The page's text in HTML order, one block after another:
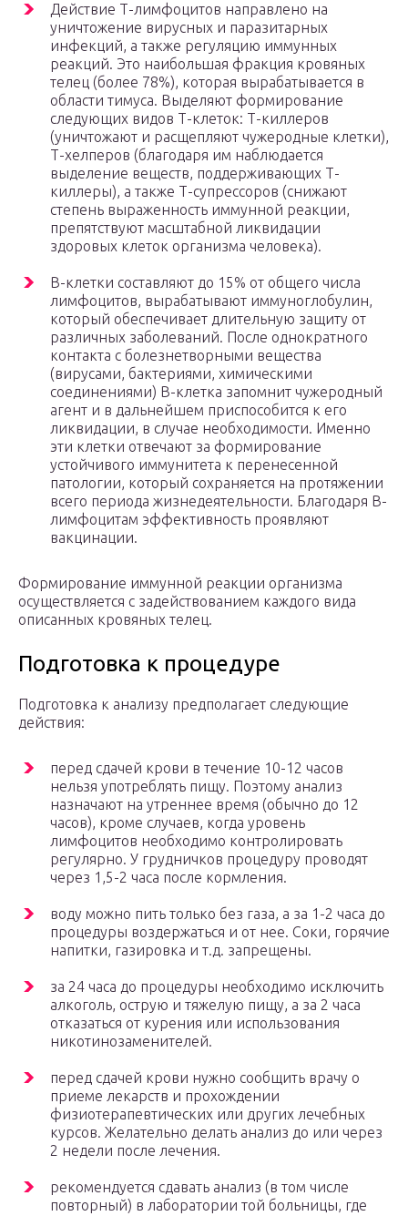
Действие Т-лимфоцитов направлено на
уничтожение вирусных и паразитарных
инфекций, а также регуляцию иммунных
реакций. Это наибольшая фракция кровяных
телец (более 78%), которая вырабатывается в
области тимуса. Выделяют формирование
следующих видов Т-клеток: Т-киллеров
(уничтожают и расщепляют чужеродные клетки),
Т-хелперов (благодаря им наблюдается
выделение веществ, поддерживающих Т-
киллеры), а также Т-супрессоров (снижают
степень выраженность иммунной реакции,
препятствуют масштабной ликвидации
здоровых клеток организма человека).
В-клетки составляют до 15% от общего числа
лимфоцитов, вырабатывают иммуноглобулин,
который обеспечивает длительную защиту от
различных заболеваний. После однократного
контакта с болезнетворными вещества
(вирусами, бактериями, химическими
соединениями) В-клетка запомнит чужеродный
агент и в дальнейшем приспособится к его
ликвидации, в случае необходимости. Именно
эти клетки отвечают за формирование
устойчивого иммунитета к перенесенной
патологии, который сохраняется на протяжении
всего периода жизнедеятельности. Благодаря В-
лимфоцитам эффективность проявляют
вакцинации.
Формирование иммунной реакции организма
осуществляется с задействованием каждого вида
описанных кровяных телец.
Подготовка к процедуре
Подготовка к анализу предполагает следующие
действия:
перед сдачей крови в течение 10-12 часов
нельзя употреблять пищу. Поэтому анализ
назначают на утреннее время (обычно до 12
часов), кроме случаев, когда уровень
лимфоцитов необходимо контролировать
регулярно. У грудничков процедуру проводят
через 1,5-2 часа после кормления.
воду можно пить только без газа, а за 1-2 часа до
процедуры воздержаться и от нее. Соки, горячие
напитки, газировка и т.д. запрещены.
за 24 часа до процедуры необходимо исключить
алкоголь, острую и тяжелую пищу, а за 2 часа
отказаться от курения или использования
никотинозаменителей.
перед сдачей крови нужно сообщить врачу о
приеме лекарств и прохождении
физиотерапевтических или других лечебных
курсов. Желательно делать анализ до или через
2 недели после лечения.
рекомендуется сдавать анализ (в том числе
повторный) в лаборатории той больницы, где